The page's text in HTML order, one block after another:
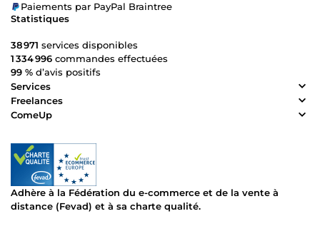
Paiements par PayPal Braintree
Statistiques
38 971 services disponibles
1 334 996 commandes effectuées
99 % d’avis positifs
Services
Freelances
ComeUp
Adhère à la Fédération du e-commerce et de la vente à
distance (Fevad) et à sa charte qualité.